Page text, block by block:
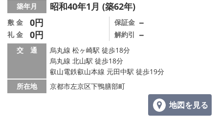
会社概要
メールでお問い合わせ
築年月 昭和40年1月 (築62年)
敷 金 0円
礼 金 0円
保証金 －
解約引 －
交 通
烏丸線 松ヶ崎駅 徒歩18分
烏丸線 北山駅 徒歩18分
叡山電鉄叡山本線 元田中駅 徒歩19分
所在地
京都市左京区下鴨膳部町
地図を見る